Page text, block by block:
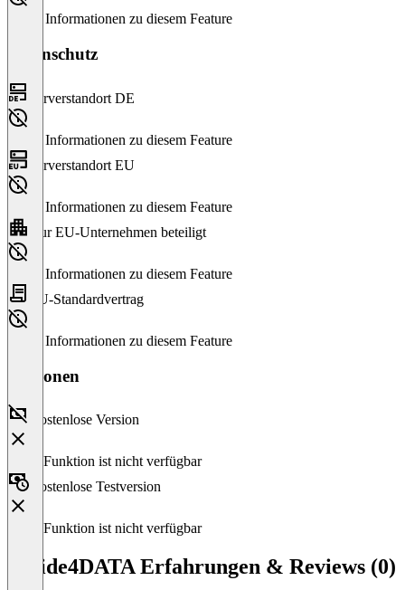
Keine Informationen zu diesem Feature
Datenschutz
Serverstandort DE
Keine Informationen zu diesem Feature
Serverstandort EU
Keine Informationen zu diesem Feature
Nur EU-Unternehmen beteiligt
Keine Informationen zu diesem Feature
EU-Standardvertrag
Keine Informationen zu diesem Feature
Versionen
Kostenlose Version
Diese Funktion ist nicht verfügbar
Kostenlose Testversion
Diese Funktion ist nicht verfügbar
eguide4DATA Erfahrungen & Reviews (0)